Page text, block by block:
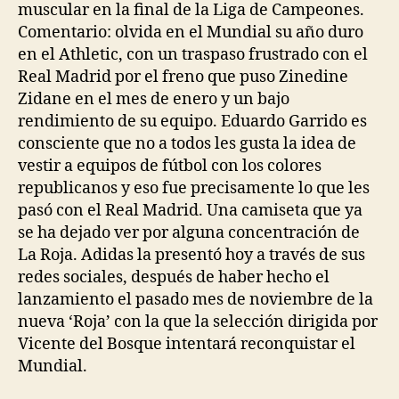
muscular en la final de la Liga de Campeones.
Comentario: olvida en el Mundial su año duro
en el Athletic, con un traspaso frustrado con el
Real Madrid por el freno que puso Zinedine
Zidane en el mes de enero y un bajo
rendimiento de su equipo. Eduardo Garrido es
consciente que no a todos les gusta la idea de
vestir a equipos de fútbol con los colores
republicanos y eso fue precisamente lo que les
pasó con el Real Madrid. Una camiseta que ya
se ha dejado ver por alguna concentración de
La Roja. Adidas la presentó hoy a través de sus
redes sociales, después de haber hecho el
lanzamiento el pasado mes de noviembre de la
nueva ‘Roja’ con la que la selección dirigida por
Vicente del Bosque intentará reconquistar el
Mundial.